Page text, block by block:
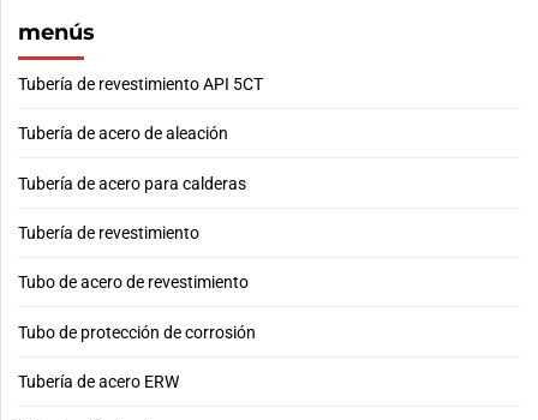
menús
Tubería de revestimiento API 5CT
Tubería de acero de aleación
Tubería de acero para calderas
Tubería de revestimiento
Tubo de acero de revestimiento
Tubo de protección de corrosión
Tubería de acero ERW